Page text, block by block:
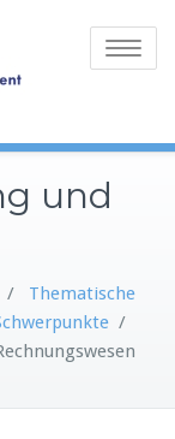
Toggle
und
/ Thematische
/